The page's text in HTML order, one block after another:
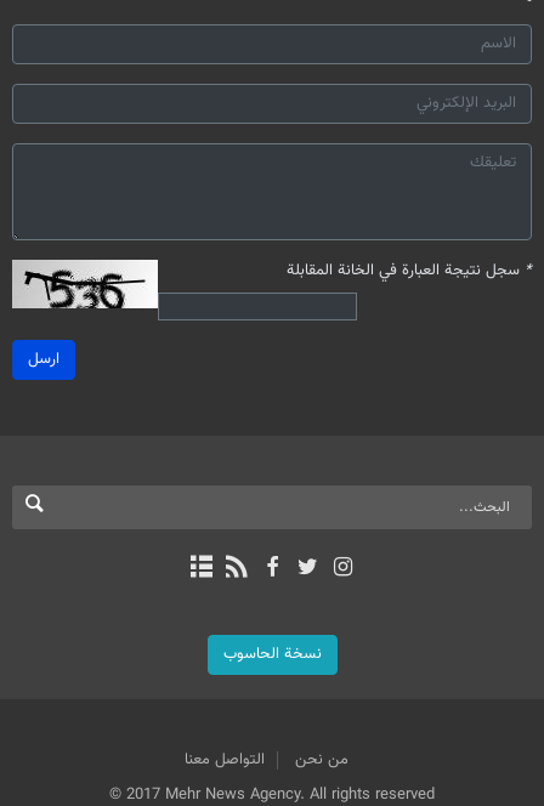
* سجل نتيجة العبارة في الخانة المقابلة
ارسل
نسخة الحاسوب
من نحن
التواصل معنا
© 2017 Mehr News Agency. All rights reserved